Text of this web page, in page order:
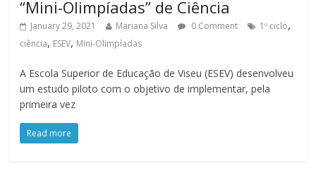
“Mini-Olimpíadas” de Ciência
January 29, 2021 Mariana Silva 0 Comment 1º ciclo,
ciência, ESEV, Mini-Olimpíadas
A Escola Superior de Educação de Viseu (ESEV) desenvolveu
um estudo piloto com o objetivo de implementar, pela
primeira vez
Read more